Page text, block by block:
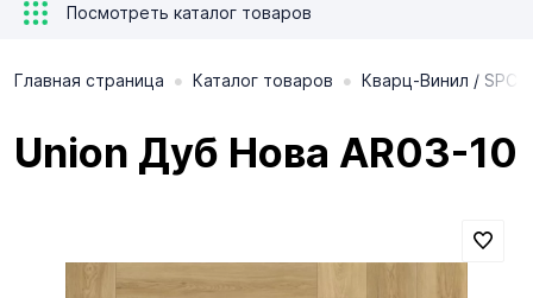
Посмотреть каталог товаров
Главная страница • Каталог товаров • Кварц-Винил / SPC
Union Дуб Нова AR03-10